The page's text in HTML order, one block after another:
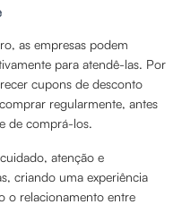
as empresas podem
para atendê-las. Por
cupons de desconto
regularmente, antes
de comprá-los.
atenção e
criando uma experiência
o relacionamento entre